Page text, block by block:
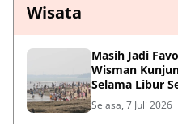
Wisata
Masih Jadi
Wisman
Selama Libur
Selasa, 7 Juli 2026